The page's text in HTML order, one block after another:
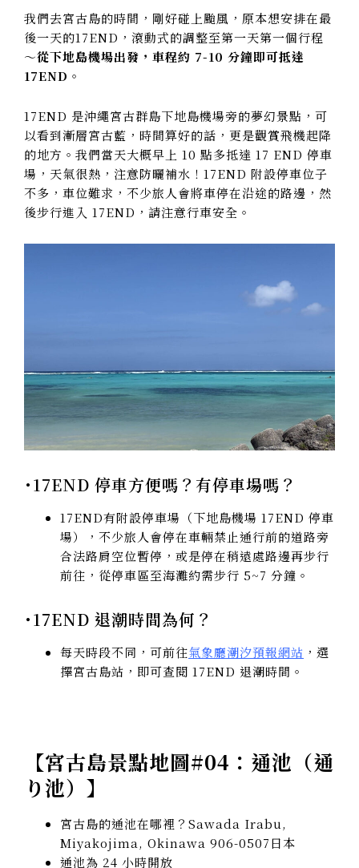
我們去宮古島的時間，剛好碰上颱風，原本想安排在最
後一天的17END，滾動式的調整至第一天第一個行程
～從下地島機場出發，車程約 7-10 分鐘即可抵達
17END 。
17END 是沖繩宮古群島下地島機場旁的夢幻景點，可
以看到漸層宮古藍，時間算好的話，更是觀賞飛機起降
的地方。我們當天大概早上 10 點多抵達 17 END 停車
場，天氣很熱，注意防曬補水！17END 附設停車位子
不多，車位難求，不少旅人會將車停在沿途的路邊，然
後步行進入 17END，請注意行車安全。
･17END 停車方便嗎？有停車場嗎？
17END有附設停車場（下地島機場 17END 停車
場），不少旅人會停在車輛禁止通行前的道路旁
合法路肩空位暫停，或是停在稍遠處路邊再步行
前往，從停車區至海灘約需步行 5~7 分鐘。
･17END 退潮時間為何？
每天時段不同，可前往氣象廳潮汐預報網站 ，選
擇宮古島站，即可查閱 17END 退潮時間。
【宮古島景點地圖#04：通池（通
り池） 】
宮古島的通池在哪裡？Sawada Irabu,
Miyakojima, Okinawa 906-0507日本
通池為 24 小時開放